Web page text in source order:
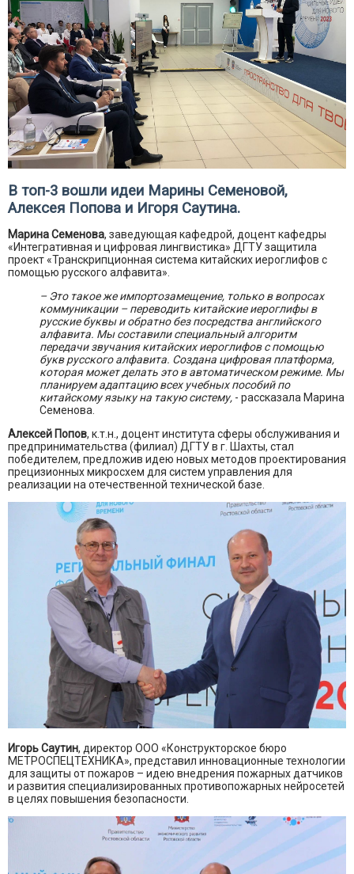
В топ-3 вошли идеи Марины Семеновой,
Алексея Попова и Игоря Саутина.
Марина Семенова, заведующая кафедрой, доцент кафедры
«Интегративная и цифровая лингвистика» ДГТУ защитила
проект «Транскрипционная система китайских иероглифов с
помощью русского алфавита».
– Это такое же импортозамещение, только в вопросах
коммуникации – переводить китайские иероглифы в
русские буквы и обратно без посредства английского
алфавита. Мы составили специальный алгоритм
передачи звучания китайских иероглифов с помощью
букв русского алфавита. Создана цифровая платформа,
которая может делать это в автоматическом режиме. Мы
планируем адаптацию всех учебных пособий по
китайскому языку на такую систему, - рассказала Марина
Семенова.
Алексей Попов, к.т.н., доцент института сферы обслуживания и
предпринимательства (филиал) ДГТУ в г. Шахты, стал
победителем, предложив идею новых методов проектирования
прецизионных микросхем для систем управления для
реализации на отечественной технической базе.
Игорь Саутин, директор ООО «Конструкторское бюро
МЕТРОСПЕЦТЕХНИКА», представил инновационные технологии
для защиты от пожаров – идею внедрения пожарных датчиков
и развития специализированных противопожарных нейросетей
в целях повышения безопасности.